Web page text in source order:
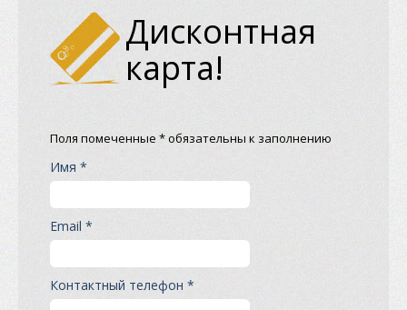
Дисконтная
карта!
Поля помеченные * обязательны к заполнению
Имя *
Email *
Контактный телефон *